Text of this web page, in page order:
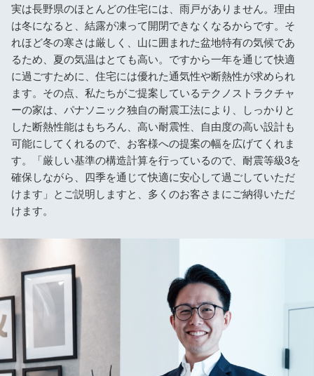
実は長野県のほとんどの住宅には、雨戸がありません。理由
は冬になると、結露が凍って開閉できなくなるからです。そ
れほど冬の寒さは厳しく、山に囲まれた盆地特有の気候であ
るため、夏の気温はとても高い。ですから一年を通じて快適
に過ごすために、住宅には優れた通気性や断熱性が求められ
ます。その点、私たちがご提案しているテクノストラクチャ
ーの家は、パナソニック独自の耐震工法により、しっかりと
した断熱性能はもちろん、高い耐震性、自由度の高い設計も
可能にしてくれるので、お客様への提案の幅を広げてくれま
す。「厳しい基準の構造計算を行っているので、耐震等級3を
確保しながら、四季を通じて快適に安心して過ごしていただ
けます」とご説明しますと、多くのお客さまにご納得いただ
けます。